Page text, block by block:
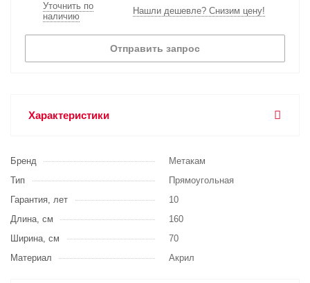
Уточнить по
наличию
Нашли дешевле? Снизим цену!
Отправить запрос
Характеристики
Бренд
Метакам
Тип
Прямоугольная
Гарантия, лет
10
Длина, см
160
Ширина, см
70
Материал
Акрил